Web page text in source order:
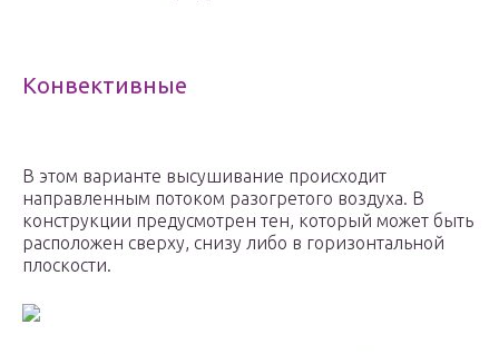
Конвективные
В этом варианте высушивание происходит
направленным потоком разогретого воздуха. В
конструкции предусмотрен тен, который может быть
расположен сверху, снизу либо в горизонтальной
плоскости.